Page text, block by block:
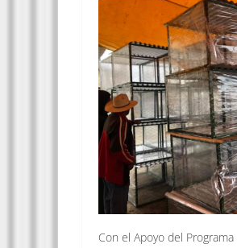
Con el Apoyo del